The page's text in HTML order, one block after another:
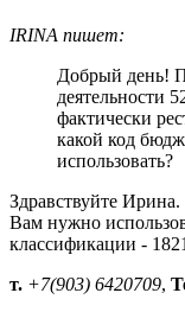
IRINA пишет:
Добрый день!
деятельности
фактически
какой код
использовать?
Здравствуйте Ирина.
Вам нужно
классификации -
т. +7(903) 6420709,